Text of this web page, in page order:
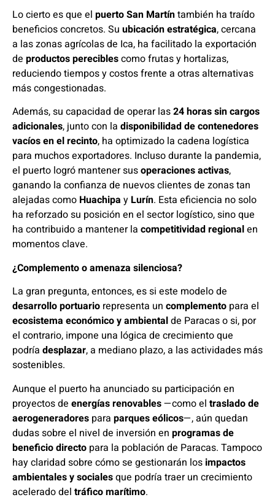
Lo cierto es que el puerto San Martíntambién ha traído
beneficios concretos. Su ubicación estratégica, cercana
a las zonas agrícolas de Ica, ha facilitado la exportación
de productos pereciblescomo frutas y hortalizas,
reduciendo tiempos y costos frente a otras alternativas
más congestionadas.
Además, su capacidad de operar las24 horas sin cargos
adicionales, junto con la disponibilidad de contenedores
vacíos en el recinto, ha optimizado la cadena logística
para muchos exportadores. Incluso durante la pandemia,
el puerto logró mantener susoperaciones activas,
ganando la confianza de nuevos clientes de zonas tan
alejadas como Huachipa y Lurín. Esta eficiencia no solo
ha reforzado su posición en el sector logístico, sino que
ha contribuido a mantener la competitividad regionalen
momentos clave.
¿Complemento o amenaza silenciosa?
La gran pregunta, entonces, es si este modelo de
desarrollo portuario representa un complemento para el
ecosistema económico y ambientalde Paracas o si, por
el contrario, impone una lógica de crecimiento que
podría desplazar, a mediano plazo, a las actividades más
sostenibles.
Aunque el puerto ha anunciado su participación en
proyectos de energías renovables—como el traslado de
aerogeneradores para parques eólicos—, aún quedan
dudas sobre el nivel de inversión en programas de
beneficio directo para la población de Paracas. Tampoco
hay claridad sobre cómo se gestionarán los impactos
ambientales y socialesque podría traer un crecimiento
acelerado del tráfico marítimo.